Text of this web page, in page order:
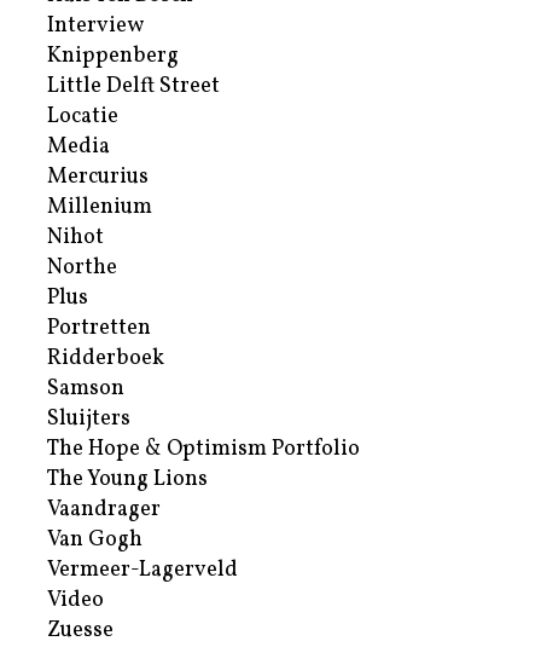
Interview
Knippenberg
Little Delft Street
Locatie
Media
Mercurius
Millenium
Nihot
Northe
Plus
Portretten
Ridderboek
Samson
Sluijters
The Hope & Optimism Portfolio
The Young Lions
Vaandrager
Van Gogh
Vermeer-Lagerveld
Video
Zuesse